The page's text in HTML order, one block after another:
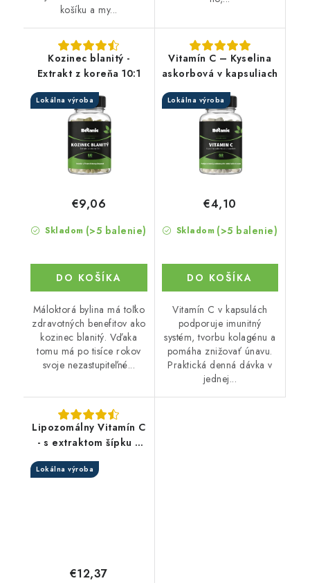
košíku a my...
Kozinec blanitý -
Extrakt z koreňa 10:1
Lokálna výroba
Skladom (>5 balenie)
€9,06
DO KOŠÍKA
Máloktorá bylina má toľko
zdravotných benefitov ako
kozinec blanitý. Vďaka
tomu má po tisíce rokov
svoje nezastupiteľné...
Vitamín C – Kyselina
askorbová v kapsuliach
Lokálna výroba
Skladom (>5 balenie)
€4,10
DO KOŠÍKA
Vitamín C v kapsulách
podporuje imunitný
systém, tvorbu kolagénu a
pomáha znižovať únavu.
Praktická denná dávka v
jednej...
Lipozomálny Vitamín C
- s extraktom šípku v
kapsuliach
Lokálna výroba
€12,37